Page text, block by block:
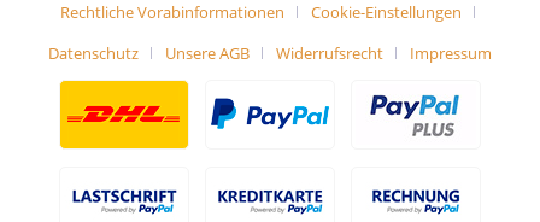
Rechtliche Vorabinformationen
Cookie-Einstellungen
Datenschutz
Unsere AGB Widerrufsrecht Impressum